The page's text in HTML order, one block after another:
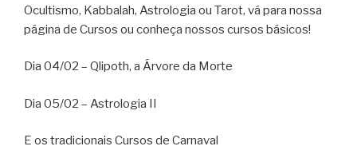
Ocultismo, Kabbalah, Astrologia ou Tarot, vá para nossa
página de Cursos ou conheça nossos cursos básicos!
Dia 04/02 – Qlipoth, a Árvore da Morte
Dia 05/02 – Astrologia II
E os tradicionais Cursos de Carnaval